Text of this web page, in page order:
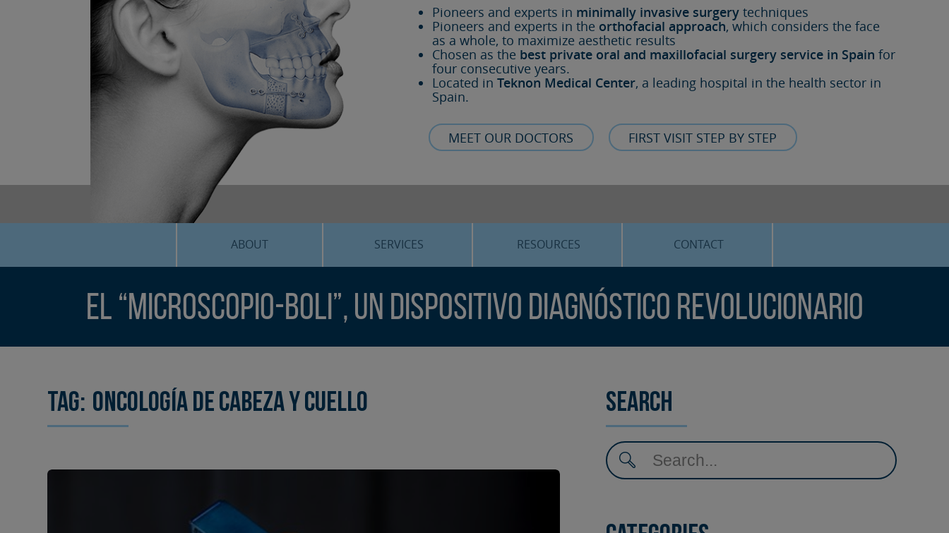
Pioneers and experts in minimally invasive surgery techniques
Pioneers and experts in the orthofacial approach, which considers the face
as a whole, to maximize aesthetic results
Chosen as the best private oral and maxillofacial surgery service in Spain for
four consecutive years.
Located inTeknon Medical Center, a leading hospital in the health sector in
Spain.
MEET OUR DOCTORS FIRST VISIT STEP BY STEP
ABOUT SERVICES
SLEEP APNEA
RESOURCES
BLOG
CONTACT
El “microscopio-boli”, un dispositivo diagnóstico revolucionario
Tag: Oncología de cabeza y cuello Search